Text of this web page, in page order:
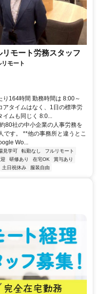
モート労務スタッフ
モート
164時間 勤務時間は 8:00～
アタイムはなく、1日の標準労
イムも同じく 8:0...
80社の中小企業の人事労務を
です。 **他の事務所と違うとこ
Wo...
見学可 転勤なし
フルリモート
研修あり 在宅OK
賞与あり
土日祝休み 服装自由